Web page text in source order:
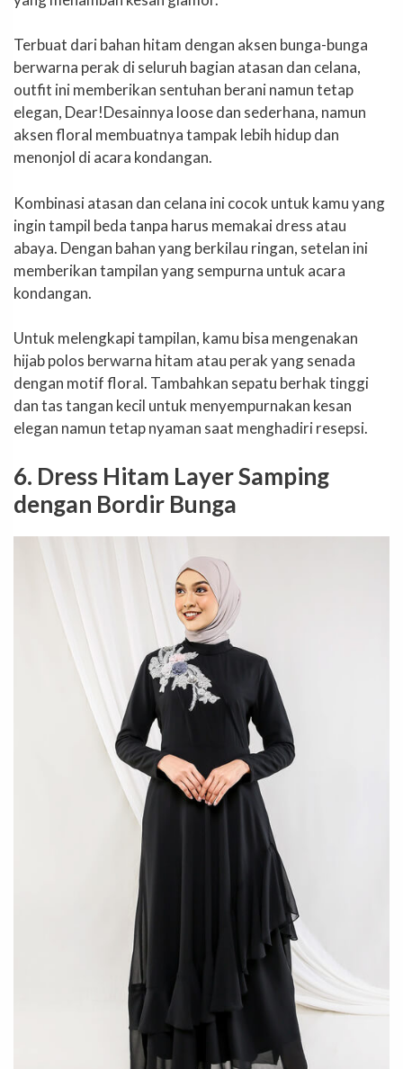
Terbuat dari bahan hitam dengan aksen bunga-bunga
berwarna perak di seluruh bagian atasan dan celana,
outfit ini memberikan sentuhan berani namun tetap
elegan, Dear!Desainnya loose dan sederhana, namun
aksen floral membuatnya tampak lebih hidup dan
menonjol di acara kondangan.
Kombinasi atasan dan celana ini cocok untuk kamu yang
ingin tampil beda tanpa harus memakai dress atau
abaya. Dengan bahan yang berkilau ringan, setelan ini
memberikan tampilan yang sempurna untuk acara
kondangan.
Untuk melengkapi tampilan, kamu bisa mengenakan
hijab polos berwarna hitam atau perak yang senada
dengan motif floral. Tambahkan sepatu berhak tinggi
dan tas tangan kecil untuk menyempurnakan kesan
elegan namun tetap nyaman saat menghadiri resepsi.
6. Dress Hitam Layer Samping
dengan Bordir Bunga